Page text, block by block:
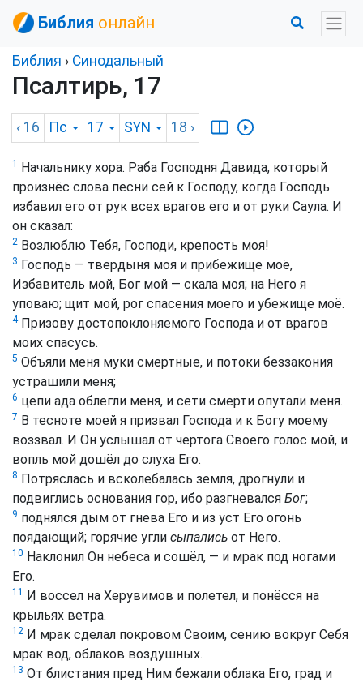
Библия онлайн
Библия › Синодальный
Псалтирь, 17
‹ 16 Пс 17 SYN 18 ›
1 Начальнику хора. Раба Господня Давида, который
произнёс слова песни сей к Господу, когда Господь
избавил его от рук всех врагов его и от руки Саула. И
он сказал:
2 Возлюблю Тебя, Господи, крепость моя!
3 Господь — твердыня моя и прибежище моё,
Избавитель мой, Бог мой — скала моя; на Него я
уповаю; щит мой, рог спасения моего и убежище моё.
4Призову достопоклоняемого Господа и от врагов
моих спасусь.
5 Объяли меня муки смертные, и потоки беззакония
устрашили меня;
6 цепи ада облегли меня, и сети смерти опутали меня.
7 В тесноте моей я призвал Господа и к Богу моему
воззвал. И Он услышал от чертога Своего голос мой, и
вопль мой дошёл до слуха Его.
8 Потряслась и всколебалась земля, дрогнули и
подвиглись основания гор, ибо разгневался Бог;
9 поднялся дым от гнева Его и из уст Его огонь
поядающий; горячие угли сыпались от Него.
10 Наклонил Он небеса и сошёл, — и мрак под ногами
Его.
11 И воссел на Херувимов и полетел, и понёсся на
крыльях ветра.
12 И мрак сделал покровом Своим, сению вокруг Себя
мрак вод, облаков воздушных.
13 От блистания пред Ним бежали облака Его, град и